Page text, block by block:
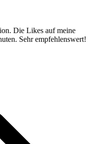
Die Likes auf meine
Sehr empfehlenswert!